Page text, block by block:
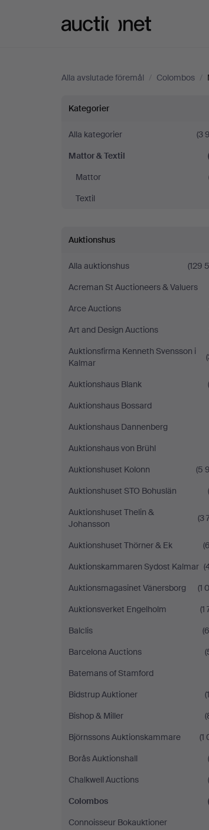
Alla avslutade föremål / Colombos /
Mattor
&
Textil
på
Kategorier
Alla kategorier
(3
Mattor & Textil
Mattor
Textil
Auktionshus
Alla auktionshus
(129
Acreman St Auctioneers & Valuers
Arce Auctions
Art and Design Auctions
Auktionsfirma Kenneth Svensson i
Kalmar
Auktionshaus Blank
Auktionshaus Bossard
Auktionshaus Dannenberg
Auktionshaus von Brühl
Auktionshuset Kolonn
(5
Auktionshuset STO Bohuslän
Auktionshuset Thelin &
Johansson
(3
Auktionshuset Thörner & Ek
Auktionskammaren Sydost Kalmar
Auktionsmagasinet Vänersborg
(1
Auktionsverket Engelholm
(1
Balclis
Barcelona Auctions
Batemans of Stamford
Bidstrup Auktioner
Bishop & Miller
Björnssons Auktionskammare
(1
Borås Auktionshall
Chalkwell Auctions
Colombos
Connoisseur Bokauktioner